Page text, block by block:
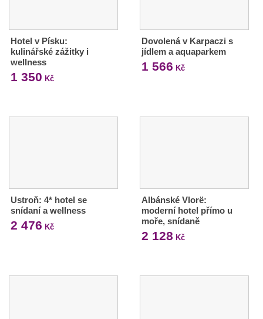
Hotel v Písku:
kulinářské zážitky i
wellness
1 350 Kč
Dovolená v Karpaczi s
jídlem a aquaparkem
1 566 Kč
Ustroň: 4* hotel se
snídaní a wellness
2 476 Kč
Albánské Vlorë:
moderní hotel přímo u
moře, snídaně
2 128 Kč